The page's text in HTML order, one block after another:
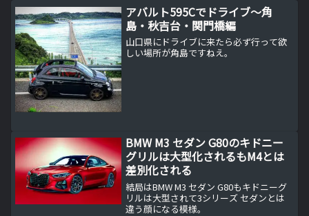
交えながら、その魅力と価値を徹底解説
します。
アバルト595Cでドライブ～角
島・秋吉台・関門橋編
山口県にドライブに来たら必ず行って欲
しい場所が角島ですねえ。
BMW M3 セダン G80のキドニー
グリルは大型化されるもM4とは
差別化される
結局はBMW M3 セダン G80もキドニーグ
リルは大型されて3シリーズ セダンとは
違う顔になる模様。